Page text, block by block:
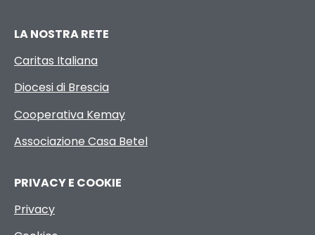
LA NOSTRA RETE
Caritas Italiana
Diocesi di Brescia
Cooperativa Kemay
Associazione Casa Betel
PRIVACY E COOKIE
Privacy